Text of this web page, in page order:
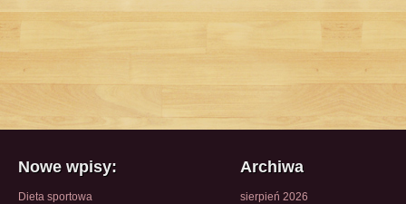
Nowe wpisy:
Dieta sportowa
Archiwa
sierpień 2026